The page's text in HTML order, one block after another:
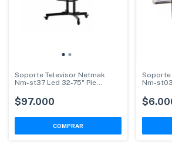
Soporte Televisor Netmak
Nm-st37 Led 32-75" Pie
$97.000
Soporte
Nm-